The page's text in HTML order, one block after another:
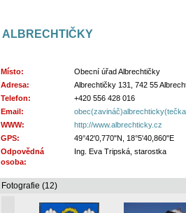
ALBRECHTIČKY
Místo:
Obecní úřad Albrechtičky
Adresa:
Albrechtičky 131, 742 55
Telefon:
+420 556 428 016
Email:
WWW:
http://www.albrechticky.cz
GPS:
49°42'0,770"N, 18°5'40,860"E
Odpovědná
osoba:
Ing. Eva Tripská, starostka
Fotografie (12)